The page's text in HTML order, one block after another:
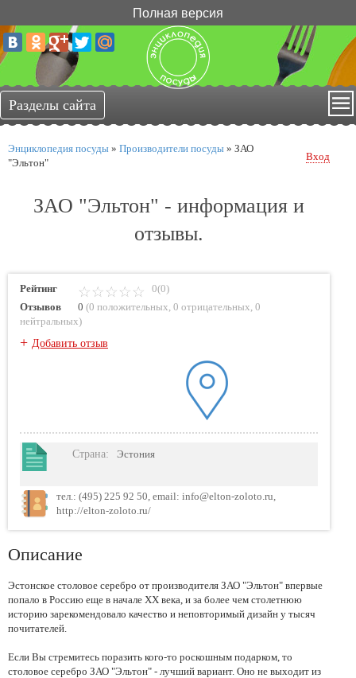
Полная версия
Энциклопедия посуды » Производители посуды » ЗАО
"Эльтон"
Вход
ЗАО "Эльтон" - информация и
отзывы.
Рейтинг
0(0)
Отзывов
0 (0 положительных 0 отрицательных 0
нейтральных)
+ Добавить отзыв
Страна: Эстония
тел.: (495) 225 92 50, email: info@elton-zoloto.ru,
http://elton-zoloto.ru/
Описание
Эстонское столовое серебро от производителя ЗАО "Эльтон" впервые
попало в Россию еще в начале ХХ века, и за более чем столетнюю
историю зарекомендовало качество и неповторимый дизайн у тысяч
почитателей.
Если Вы стремитесь поразить кого-то роскошным подарком, то
столовое серебро ЗАО "Эльтон" - лучший вариант. Оно не выходит из